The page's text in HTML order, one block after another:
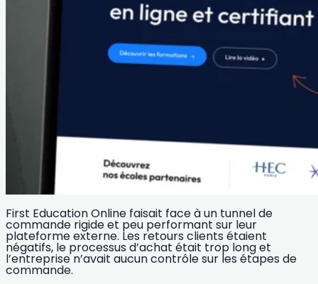
First Education Online faisait face à un tunnel de
commande rigide et peu performant sur leur
plateforme externe. Les retours clients étaient
négatifs, le processus d’achat était trop long et
l’entreprise n’avait aucun contrôle sur les étapes de
commande.